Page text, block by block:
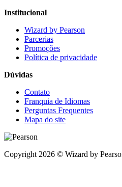
Institucional
Wizard by Pearson
Parcerias
Promoções
Política de privacidade
Dúvidas
Contato
Franquia de Idiomas
Perguntas Frequentes
Mapa do site
Copyright 2026 © Wizard by